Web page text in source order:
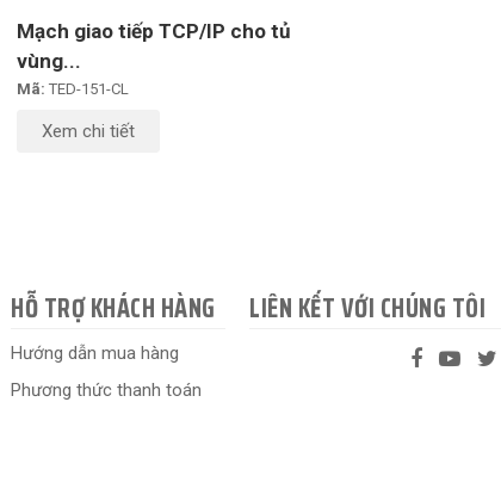
Mạch giao tiếp TCP/IP cho tủ
vùng...
Mã: TED-151-CL
Xem chi tiết
HỖ TRỢ KHÁCH HÀNG
Hướng dẫn mua hàng
Phương thức thanh toán
LIÊN KẾT VỚI CHÚNG TÔI